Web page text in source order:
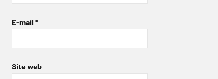
E-mail *
Site web